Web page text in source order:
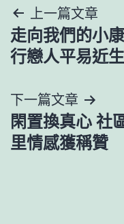
文
章
覽
上一篇文章
走向我們的小
行戀人平易近
下一篇文章
閑置換真心 社
里情感獲稱贊